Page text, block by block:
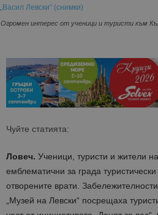
Огромен интерес от ученици и туристи към
Чуйте статията:
Ловеч. Ученици, туристи и жители
емблематични за града
отворените врати.
„Музей на Левски“ посрещаха